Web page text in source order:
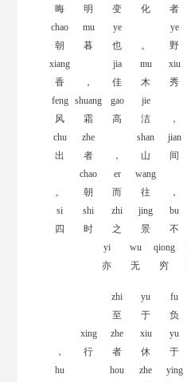
晦
明
变
化
者
chao
朝
mu
暮
ye
也
。
ye
野
xiang
香
，
jia
佳
mu
木
xiu
秀
feng
风
shuang
霜
gao
高
jie
洁
，
chu
出
zhe
者
，
shan
山
jian
间
。
chao
朝
er
而
wang
往
，
si
四
shi
时
zhi
之
jing
景
bu
不
yi
亦
wu
无
qiong
穷
zhi
至
yu
于
fu
负
，
xing
行
zhe
者
xiu
休
yu
于
hu
hou
zhe
ying